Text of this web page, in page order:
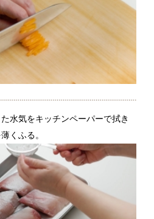
気をキッチンペーパーで拭き
ふる。
いて中火にかけ、（３）のぶ
としてこんがり色づいたら返
き、器に盛る。